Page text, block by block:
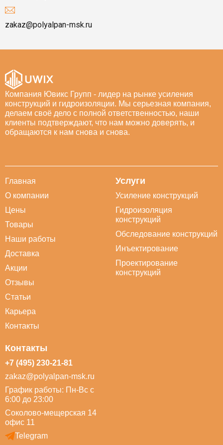
zakaz@polyalpan-msk.ru
Компания Ювикс Групп - лидер на рынке усиления
конструкций и гидроизоляции. Мы серьезная компания,
делаем своё дело с полной ответственностью, наши
клиенты подтверждают, что нам можно доверять, и
обращаются к нам снова и снова.
Главная
О компании
Цены
Товары
Наши работы
Доставка
Акции
Отзывы
Статьи
Карьера
Контакты
Услуги
Усиление конструкций
Гидроизоляция
конструкций
Обследование конструкций
Инъектирование
Проектирование
конструкций
Контакты
+7 (495) 230-21-81
zakaz@polyalpan-msk.ru
График работы: Пн-Вс с
6:00 до 23:00
Соколово-мещерская 14
офис 11
Telegram